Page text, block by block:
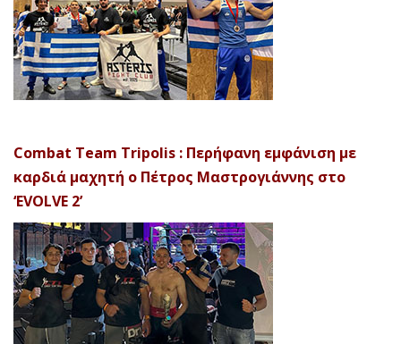
Combat Team Tripolis : Περήφανη εμφάνιση με
καρδιά μαχητή ο Πέτρος Μαστρογιάννης στο
‘EVOLVE 2’